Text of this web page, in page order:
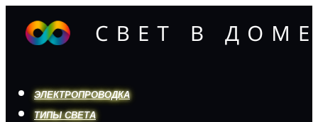
ЭЛЕКТРОПРОВОДКА
ТИПЫ СВЕТА